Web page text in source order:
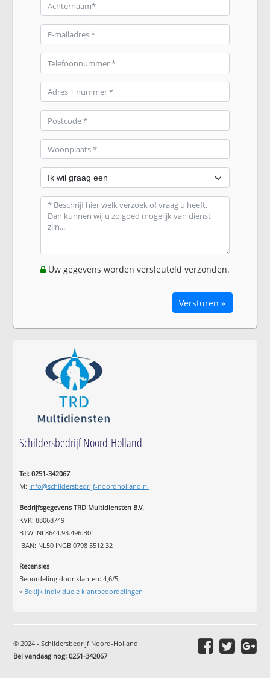
Uw gegevens worden versleuteld verzonden.
Versturen »
Schildersbedrijf Noord-Holland
Tel: 0251-342067
M: info@schildersbedrijf-noordholland.nl
Bedrijfsgegevens TRD Multidiensten B.V.
KVK: 88068749
BTW: NL8644.93.496.B01
IBAN: NL50 INGB 0798 5512 32
Recensies
Beoordeling door klanten:4,6/5
» Bekijk individuele klantbeoordelingen
© 2024 - Schildersbedrijf Noord-Holland
Bel vandaag nog: 0251-342067